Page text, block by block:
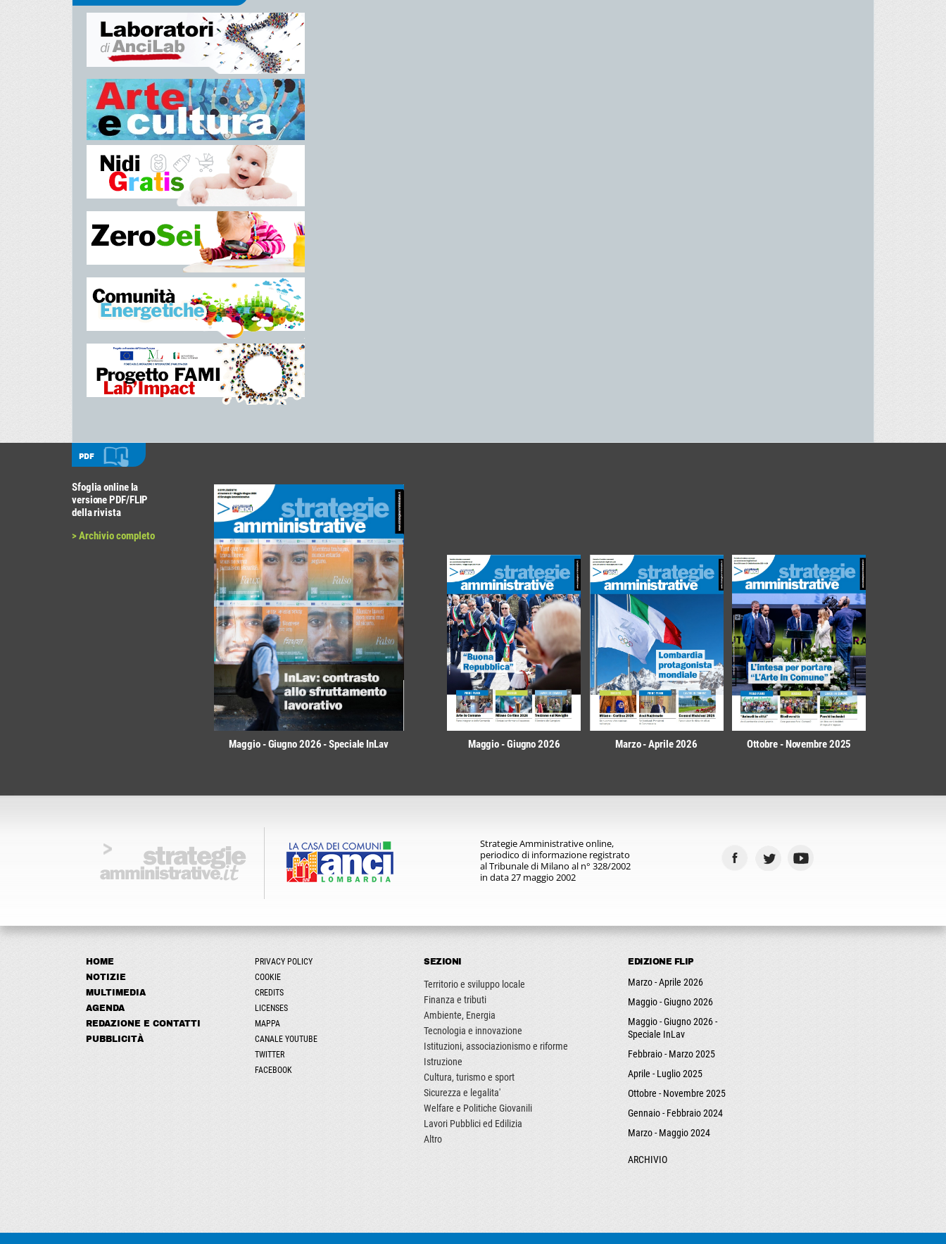
PDF
Sfoglia online la
versione PDF/FLIP
della rivista
> Archivio completo
Maggio - Giugno 2026 - Speciale InLav Maggio - Giugno 2026 Marzo - Aprile 2026 Ottobre - Novembre 2025
Strategie Amministrative online,
periodico di informazione registrato
al Tribunale di Milano al n° 328/2002
in data 27 maggio 2002
HOME
NOTIZIE
MULTIMEDIA
AGENDA
REDAZIONE E CONTATTI
PUBBLICITÀ
PRIVACY POLICY
COOKIE
CREDITS
LICENSES
MAPPA
CANALE YOUTUBE
TWITTER
FACEBOOK
SEZIONI
Territorio e sviluppo locale
Finanza e tributi
Ambiente, Energia
Tecnologia e innovazione
Istituzioni, associazionismo e riforme
Istruzione
Cultura, turismo e sport
Sicurezza e legalita'
Welfare e Politiche Giovanili
Lavori Pubblici ed Edilizia
Altro
EDIZIONE FLIP
Marzo - Aprile 2026
Maggio - Giugno 2026
Maggio - Giugno 2026 -
Speciale InLav
Febbraio - Marzo 2025
Aprile - Luglio 2025
Ottobre - Novembre 2025
Gennaio - Febbraio 2024
Marzo - Maggio 2024
ARCHIVIO